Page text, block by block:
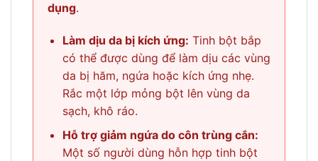
dụng.
Làm dịu da bị kích ứng: Tinh bột bắp
có thể được dùng để làm dịu các vùng
da bị hăm, ngứa hoặc kích ứng nhẹ.
Rắc một lớp mỏng bột lên vùng da
sạch, khô ráo.
Hỗ trợ giảm ngứa do côn trùng cắn:
Một số người dùng hỗn hợp tinh bột